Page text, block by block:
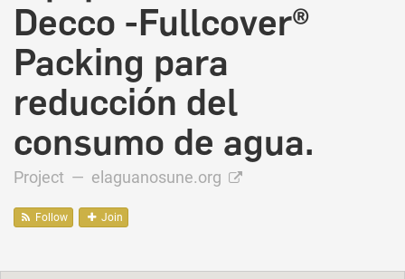
Decco -Fullcover®
Packing para
reducción del
consumo de agua.
Project — elaguanosune.org
Follow Join